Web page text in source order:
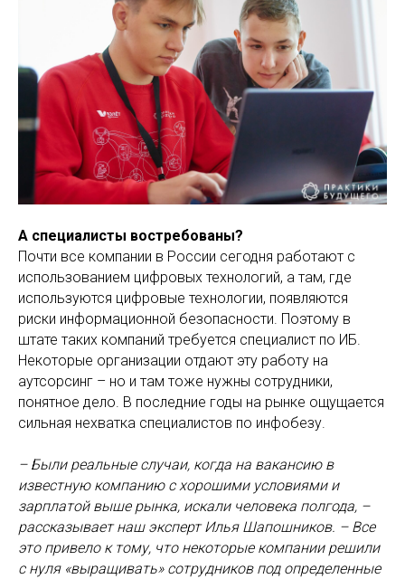
А специалисты востребованы?
Почти все компании в России сегодня работают с
использованием цифровых технологий, а там, где
используются цифровые технологии, появляются
риски информационной безопасности. Поэтому в
штате таких компаний требуется специалист по ИБ.
Некоторые организации отдают эту работу на
аутсорсинг – но и там тоже нужны сотрудники,
понятное дело. В последние годы на рынке ощущается
сильная нехватка специалистов по инфобезу.
– Были реальные случаи, когда на вакансию в
известную компанию с хорошими условиями и
зарплатой выше рынка, искали человека полгода, –
рассказывает наш эксперт Илья Шапошников. – Все
это привело к тому, что некоторые компании решили
с нуля «выращивать» сотрудников под определенные